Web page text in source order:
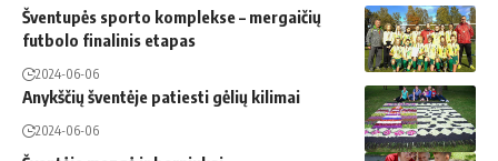
Šventupės sporto komplekse – mergaičių
futbolo finalinis etapas
2024-06-06
Anykščių šventėje patiesti gėlių kilimai
2024-06-06